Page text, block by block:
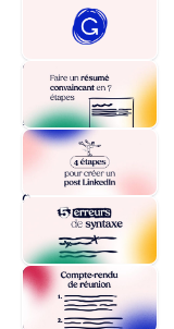
générer
contenu,
l’image
de
ChatGPT
ou
encore
de
Microsoft
Copilot,